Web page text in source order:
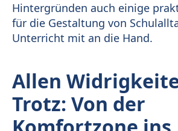
Hintergründen auch einige
für die Gestaltung von
Unterricht mit an die Hand.
Allen
Trotz: Von der